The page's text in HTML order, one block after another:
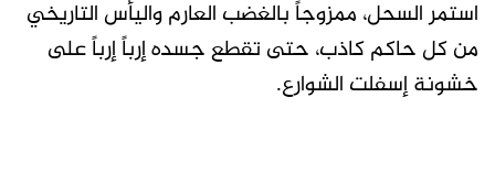
استمر السحل، ممزوجاً بالغضب العارم واليأس التاريخي
من كل حاكم كاذب، حتى تقطع جسده إرباً إرباً على
خشونة إسفلت الشوارع.